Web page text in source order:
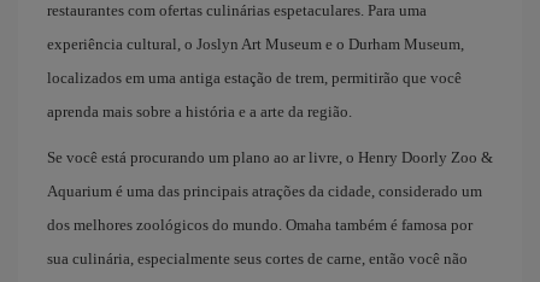
restaurantes com ofertas culinárias espetaculares. Para uma
experiência cultural, o Joslyn Art Museum e o Durham Museum,
localizados em uma antiga estação de trem, permitirão que você
aprenda mais sobre a história e a arte da região.
Se você está procurando um plano ao ar livre, o Henry Doorly Zoo &
Aquarium é uma das principais atrações da cidade, considerado um
dos melhores zoológicos do mundo. Omaha também é famosa por
sua culinária, especialmente seus cortes de carne, então você não